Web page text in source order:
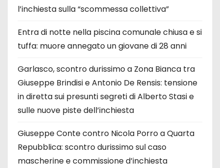
l’inchiesta sulla “scommessa collettiva”
Entra di notte nella piscina comunale chiusa e si
tuffa: muore annegato un giovane di 28 anni
Garlasco, scontro durissimo a Zona Bianca tra
Giuseppe Brindisi e Antonio De Rensis: tensione
in diretta sui presunti segreti di Alberto Stasi e
sulle nuove piste dell’inchiesta
Giuseppe Conte contro Nicola Porro a Quarta
Repubblica: scontro durissimo sul caso
mascherine e commissione d’inchiesta